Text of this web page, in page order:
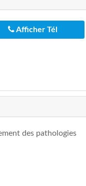
Afficher Tél
des pathologies